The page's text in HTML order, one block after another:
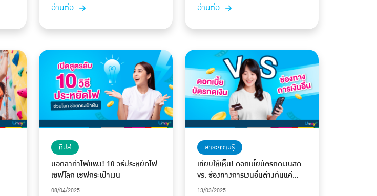
อ่านต่อ อ่านต่อ
ทิปส์
บอกลาค่าไฟแพง! 10 วิธีประหยัดไฟ
เซฟโลก เซฟกระเป๋าเงิน
08/04/2025
สาระความรู้
เทียบให้เห็น! ดอกเบี้ยบัตรกดเงินสด
vs. ช่องทางการเงินอื่นต่างกันแค่
ไหน?
13/03/2025